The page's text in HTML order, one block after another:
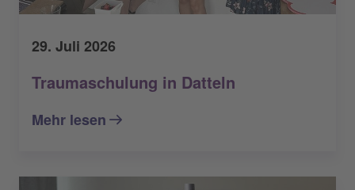
29. Juli 2026
Traumaschulung in Datteln
Mehr lesen